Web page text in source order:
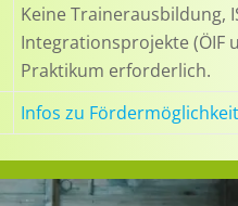
Keine Trainerausbildung,
Integrationsprojekte (ÖIF
Praktikum erforderlich.
Infos zu